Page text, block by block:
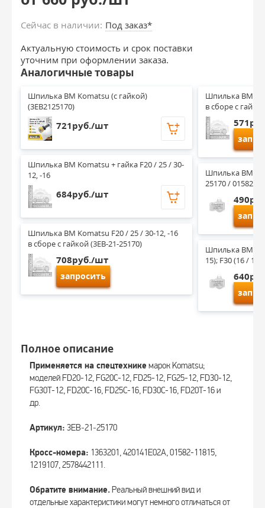
Сейчас в наличии: Под заказ*
Актуальную стоимость и срок поставки
уточним при оформлении заказа.
Аналогичные товары
Шпилька ВМ Komatsu (с гайкой)
(3EB2125170)
721руб./шт
Шпилька ВМ Komatsu + гайка F20 / 25 / 30-
12, -16
684руб./шт
Шпилька ВМ Komatsu F20 / 25 / 30-12, -16
в сборе с гайкой (3EB-21-25170)
708руб./шт
запросить
Шпилька ВМ
в сборе с
Шпилька ВМ
25170 / 01582-
Шпилька ВМ
15); F30 (16 /
Полное описание
Применяется на спецтехнике марок Komatsu;
моделей FD20-12, FG20C-12, FD25-12, FG25-12, FD30-12,
FG30T-12, FD20C-16, FD25C-16, FD30C-16, FD20T-16 и
др.
Артикул: 3EB‑21‑25170
Кросс-номера: 1363201, 420141E02A, 01582-11815,
1219107, 2578442111.
Обратите внимание.Реальный внешний вид и
отдельные характеристики могут немного отличаться от